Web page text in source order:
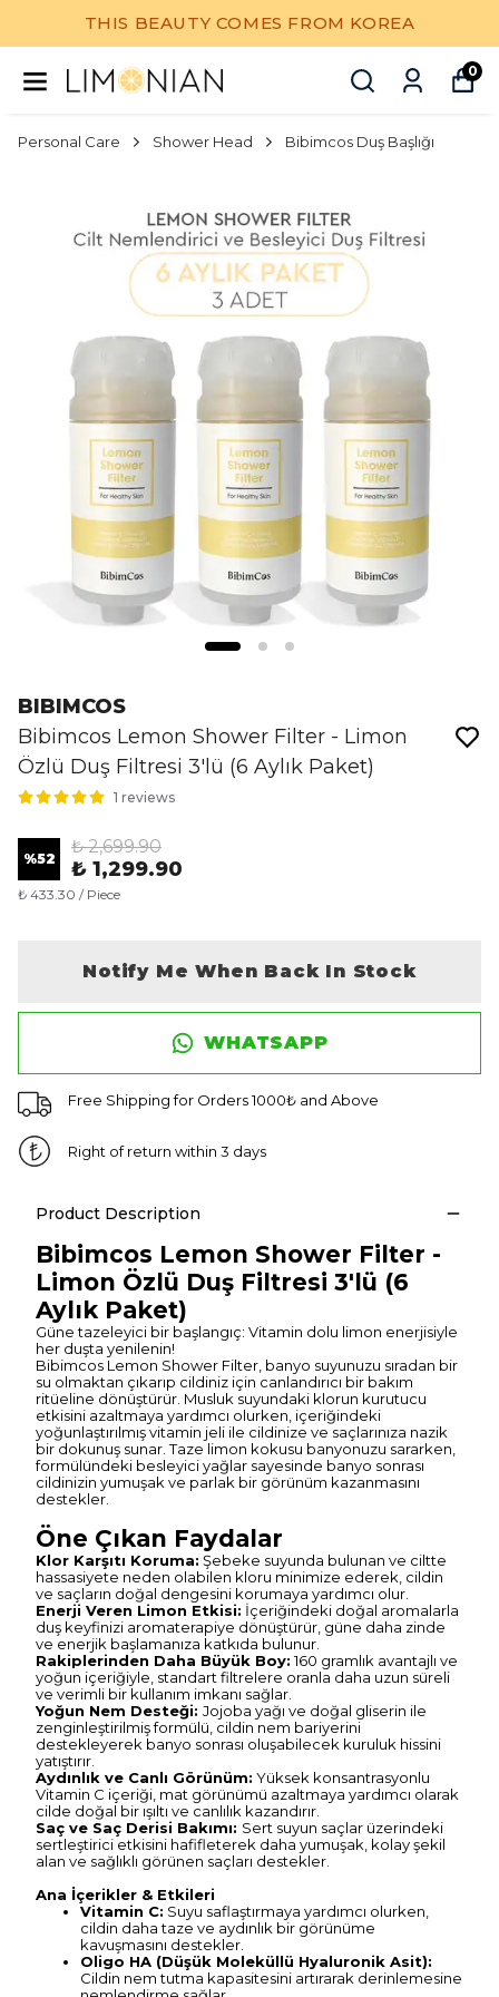
THIS BEAUTY COMES FROM KOREA
0
Personal Care Shower Head Bibimcos Duş Başlığı
BIBIMCOS
Bibimcos Lemon Shower Filter - Limon
Özlü Duş Filtresi 3'lü (6 Aylık Paket)
1 reviews
%52
₺ 2,699.90
₺ 1,299.90
₺ 433.30 / Piece
Notify Me When Back In Stock
WHATSAPP
Free Shipping for Orders 1000₺ and Above
Right of return within 3 days
Product Description
Bibimcos Lemon Shower Filter -
Limon Özlü Duş Filtresi 3'lü (6
Aylık Paket)
Güne tazeleyici bir başlangıç: Vitamin dolu limon enerjisiyle
her duşta yenilenin!
Bibimcos Lemon Shower Filter, banyo suyunuzu sıradan bir
su olmaktan çıkarıp cildiniz için canlandırıcı bir bakım
ritüeline dönüştürür. Musluk suyundaki klorun kurutucu
etkisini azaltmaya yardımcı olurken, içeriğindeki
yoğunlaştırılmış vitamin jeli ile cildinize ve saçlarınıza nazik
bir dokunuş sunar. Taze limon kokusu banyonuzu sararken,
formülündeki besleyici yağlar sayesinde banyo sonrası
cildinizin yumuşak ve parlak bir görünüm kazanmasını
destekler.
Öne Çıkan Faydalar
Klor Karşıtı Koruma: Şebeke suyunda bulunan ve ciltte
hassasiyete neden olabilen kloru minimize ederek, cildin
ve saçların doğal dengesini korumaya yardımcı olur.
Enerji Veren Limon Etkisi: İçeriğindeki doğal aromalarla
duş keyfinizi aromaterapiye dönüştürür, güne daha zinde
ve enerjik başlamanıza katkıda bulunur.
Rakiplerinden Daha Büyük Boy:160 gramlık avantajlı ve
yoğun içeriğiyle, standart filtrelere oranla daha uzun süreli
ve verimli bir kullanım imkanı sağlar.
Yoğun Nem Desteği: Jojoba yağı ve doğal gliserin ile
zenginleştirilmiş formülü, cildin nem bariyerini
destekleyerek banyo sonrası oluşabilecek kuruluk hissini
yatıştırır.
Aydınlık ve Canlı Görünüm: Yüksek konsantrasyonlu
Vitamin C içeriği, mat görünümü azaltmaya yardımcı olarak
cilde doğal bir ışıltı ve canlılık kazandırır.
Saç ve Saç Derisi Bakımı: Sert suyun saçlar üzerindeki
sertleştirici etkisini hafifleterek daha yumuşak, kolay şekil
alan ve sağlıklı görünen saçları destekler.
Ana İçerikler & Etkileri
Vitamin C: Suyu saflaştırmaya yardımcı olurken,
cildin daha taze ve aydınlık bir görünüme
kavuşmasını destekler.
Oligo HA (Düşük Moleküllü Hyaluronik Asit):
Cildin nem tutma kapasitesini artırarak derinlemesine